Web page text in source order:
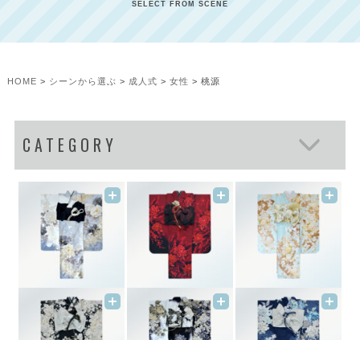
SELECT FROM SCENE
HOME シーンから選ぶ 成人式 女性 桃源
CATEGORY
七五三
成人式
男性
卒業式
結婚式
授賞式・式典